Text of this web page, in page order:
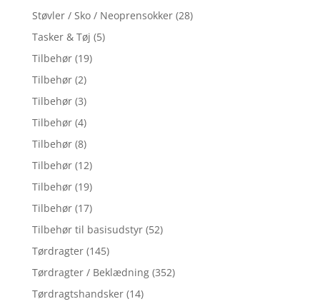
Støvler / Sko / Neoprensokker (28)
Tasker & Tøj (5)
Tilbehør (19)
Tilbehør (2)
Tilbehør (3)
Tilbehør (4)
Tilbehør (8)
Tilbehør (12)
Tilbehør (19)
Tilbehør (17)
Tilbehør til basisudstyr (52)
Tørdragter (145)
Tørdragter / Beklædning (352)
Tørdragtshandsker (14)